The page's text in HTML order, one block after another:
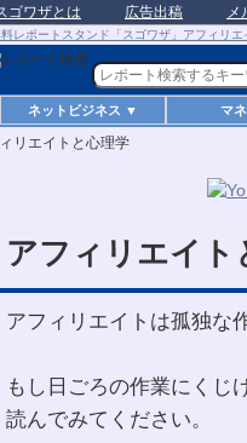
ゴワザとは 広告出稿 メ
ネットビジネス ▼ マ
リエイトと心理学
アフィリエイト
アフィリエイトは孤独な
もし日ごろの作業にくじ
読んでみてください。